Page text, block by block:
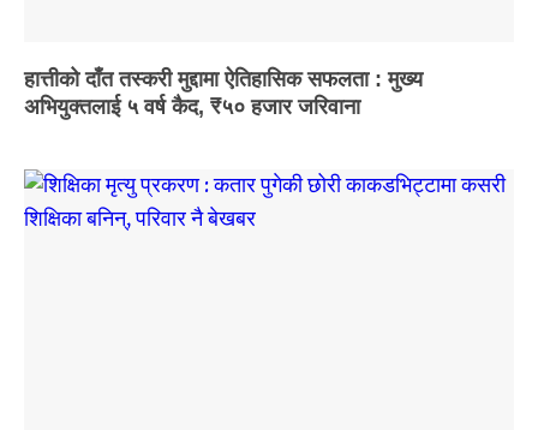
हात्तीको दाँत तस्करी मुद्दामा ऐतिहासिक सफलता : मुख्य
अभियुक्तलाई ५ वर्ष कैद, ₹५० हजार जरिवाना